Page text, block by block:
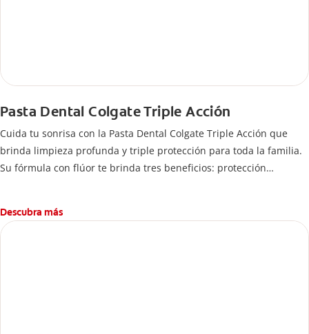
Pasta Dental Colgate Triple Acción
Cuida tu sonrisa con la Pasta Dental Colgate Triple Acción que
brinda limpieza profunda y triple protección para toda la familia.
Su fórmula con flúor te brinda tres beneficios: protección
Descubra más